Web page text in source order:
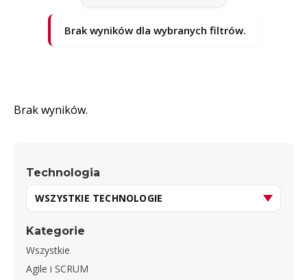
Brak wyników dla wybranych filtrów.
Brak wyników.
Technologia
Kategorie
Wszystkie
Agile i SCRUM